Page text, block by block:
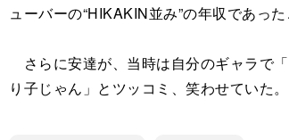
ューバーの“HIKAKIN並み”の年収であった
さらに安達が、当時は自分のギャラで
り子じゃん」とツッコミ、笑わせていた。